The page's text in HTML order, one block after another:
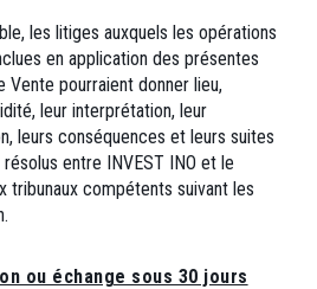
les litiges auxquels les opérations
en application des présentes
Vente pourraient donner lieu,
leur interprétation, leur
leurs conséquences et leurs suites
entre INVEST INO et le
tribunaux compétents suivant les
ou échange sous 30 jours